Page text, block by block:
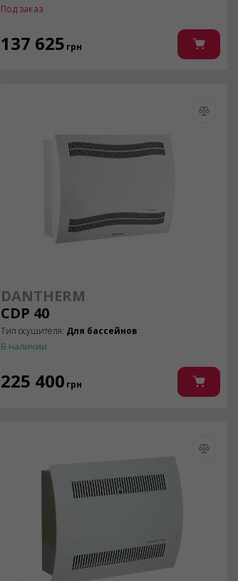
Под заказ
137 625 грн
DANTHERM
CDP 40
Тип осушителя: Для бассейнов
В наличии
225 400 грн